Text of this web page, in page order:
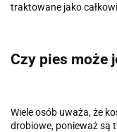
traktowane jako
Czy pies może
Wiele osób uważa, że
drobiowe, ponieważ są